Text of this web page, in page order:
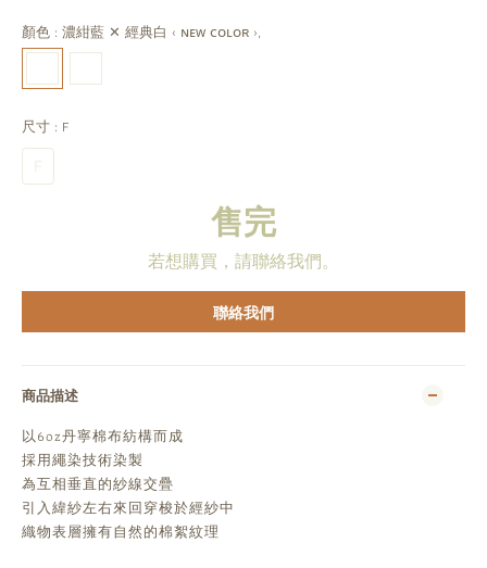
顏色 : 濃紺藍 ✕ 經典白 ‹ ɴᴇᴡ ᴄᴏʟᴏʀ ›,
尺寸 : F
F
售完
若想購買，請聯絡我們。
聯絡我們
商品描述
以6oz丹寧棉布紡構而成
採用繩染技術染製
為互相垂直的紗線交疊
引入緯紗左右來回穿梭於經紗中
織物表層擁有自然的棉絮紋理